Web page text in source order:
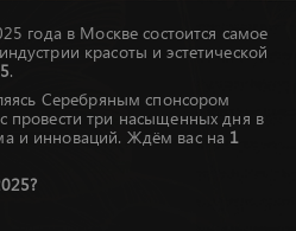
года в Москве состоится самое
красоты и эстетической
.
Серебряным спонсором
провести три насыщенных дня в
и инноваций. Ждём вас на 1